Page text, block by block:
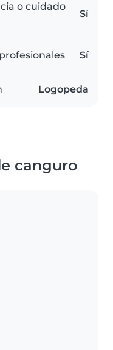
o cuidado
Sí
Sí
Logopeda
canguro